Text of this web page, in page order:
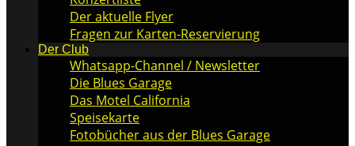
Der aktuelle Flyer
Fragen zur Karten-Reservierung
Der Club
Whatsapp-Channel / Newsletter
Die Blues Garage
Das Motel California
Speisekarte
Fotobücher aus der Blues Garage